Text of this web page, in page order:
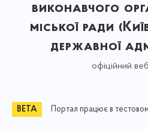
виконавчого
міської ради
державної
офіційний
Портал працює в